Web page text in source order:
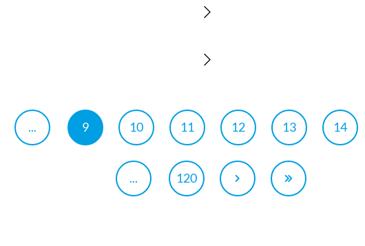
... 9 10 11 12 13 14
... 120